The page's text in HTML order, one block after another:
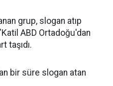
grup, slogan atıp
ABD Ortadoğu'dan
taşıdı.
bir süre slogan atan